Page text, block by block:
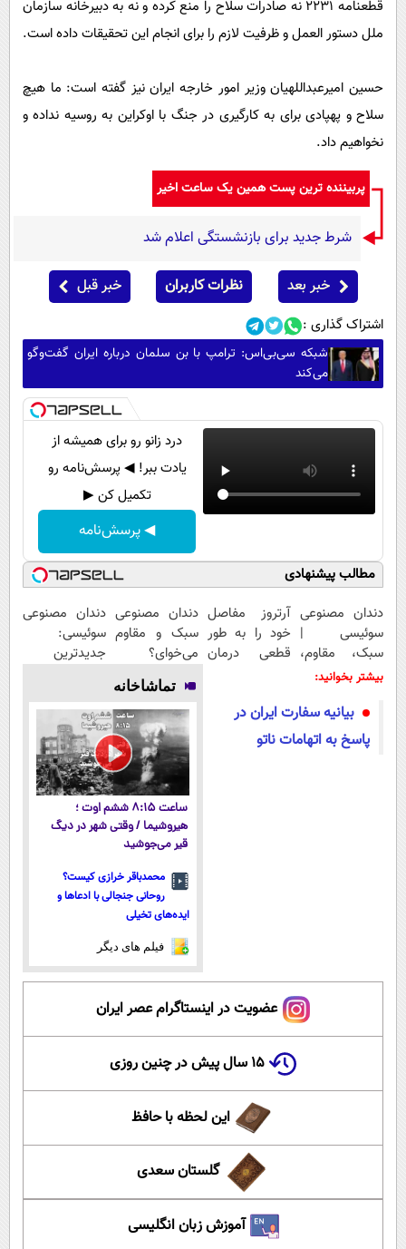
قطعنامه ۲۲۳۱ نه صادرات سلاح را منع کرده و نه به دبیرخانه سازمان
ملل دستور العمل و ظرفیت لازم را برای انجام این تحقیقات داده است.
حسین امیرعبداللهیان وزیر امور خارجه ایران نیز گفته است: ما هیچ
سلاح و پهپادی برای به کارگیری در جنگ با اوکراین به روسیه نداده و
نخواهیم داد.
پربیننده ترین پست همین یک ساعت اخیر
شرط جدید برای بازنشستگی اعلام شد
خبر بعد نظرات کاربران خبر قبل
اشتراک گذاری :
شبکه سی‌بی‌اس: ترامپ با بن سلمان درباره ایران گفت‌وگو
می‌کند
درد زانو رو برای همیشه از
یادت ببر! ◀ پرسش‌نامه رو
تکمیل کن ▶
◀ پرسش‌نامه
مطالب پیشنهادی
دندان مصنوعی
سوئیسی |
سبک، مقاوم،
طبیعی! ویزیت
اقساطی😍
آرتروز مفاصل
خود را به طور
قطعی درمان
دندان مصنوعی
سبک و مقاوم
می‌خوای؟
پرداخت
اقساطی هم
داریم!😍 | 📍
تهران
دندان مصنوعی
سوئیسی:
جدیدترین
پرداخت قسطی
بیشتر بخوانید:
بیانیه سفارت ایران در
پاسخ به اتهامات ناتو
تماشاخانه
ساعت ۸:۱۵ ششم اوت ؛
هیروشیما / وقتی شهر در دیگ
قیر می‌جوشید
محمدباقر خرازی کیست؟
روحانی جنجالی با ادعاها و
ایده‌های تخیلی
فیلم های دیگر
عضویت در اینستاگرام عصر ایران
۱۵ سال پیش در چنین روزی
این لحظه با حافظ
گلستان سعدی
آموزش زبان انگلیسی